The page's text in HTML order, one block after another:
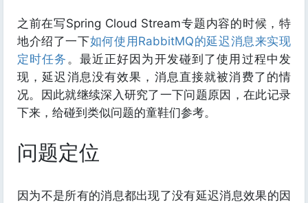
之前在写Spring Cloud Stream专题内容的时候，特
地介绍了一下如何使用RabbitMQ的延迟消息来实现
定时任务 。最近正好因为开发碰到了使用过程中发
现，延迟消息没有效果，消息直接就被消费了的情
况。因此就继续深入研究了一下问题原因，在此记录
下来，给碰到类似问题的童鞋们参考。
问题定位
因为不是所有的消息都出现了没有延迟消息效果的因